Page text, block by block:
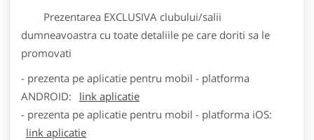
Prezentarea EXCLUSIVA clubului/salii
dumneavoastra cu toate detaliile pe care doriti sa le
promovati
- prezenta pe aplicatie pentru mobil - platforma
ANDROID:
link aplicatie
- prezenta pe aplicatie pentru mobil - platforma iOS:
link aplicatie